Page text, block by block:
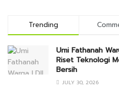
Trending
Umi Fathanah
Riset Teknologi
Bersih
JULY 30, 2026